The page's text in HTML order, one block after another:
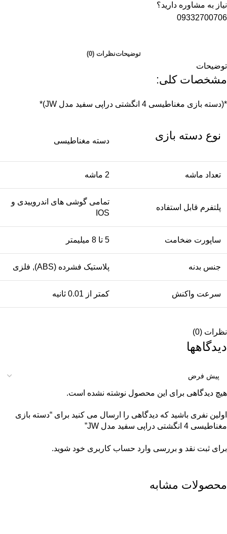
نیاز به مشاوره دارید؟
09332700706
توضیحاتنظرات (0)
توضیحات
مشخصات کلی:
*(دسته بازی مغناطیسی 4 انگشتی دراپی سفید مدل JW)*
نوع دسته بازی دسته مغناطیسی
تعداد ماشه 2 ماشه
پلتفرم قابل استفاده
تمامی گوشی های اندروییدی و
IOS
ساپورت ضخامت 5 تا 8 میلیمتر
جنس بدنه پلاستیک فشرده (ABS), فلزی
سرعت واکنش کمتر از 0.01 ثانیه
نظرات (0)
دیدگاهها
هیچ دیدگاهی برای این محصول نوشته نشده است.
اولین نفری باشید که دیدگاهی را ارسال می کنید برای “دسته بازی
مغناطیسی 4 انگشتی دراپی سفید مدل JW”
برای ثبت نقد و بررسی وارد حساب کاربری خود شوید.
محصولات مشابه